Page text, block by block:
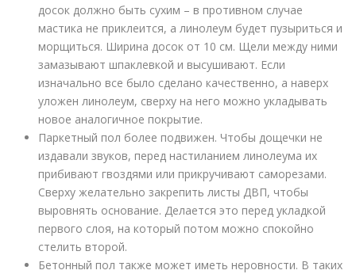
досок должно быть сухим – в противном случае
мастика не приклеится, а линолеум будет пузыриться и
морщиться. Ширина досок от 10 см. Щели между ними
замазывают шпаклевкой и высушивают. Если
изначально все было сделано качественно, а наверх
уложен линолеум, сверху на него можно укладывать
новое аналогичное покрытие.
Паркетный пол более подвижен. Чтобы дощечки не
издавали звуков, перед настиланием линолеума их
прибивают гвоздями или прикручивают саморезами.
Сверху желательно закрепить листы ДВП, чтобы
выровнять основание. Делается это перед укладкой
первого слоя, на который потом можно спокойно
стелить второй.
Бетонный пол также может иметь неровности. В таких